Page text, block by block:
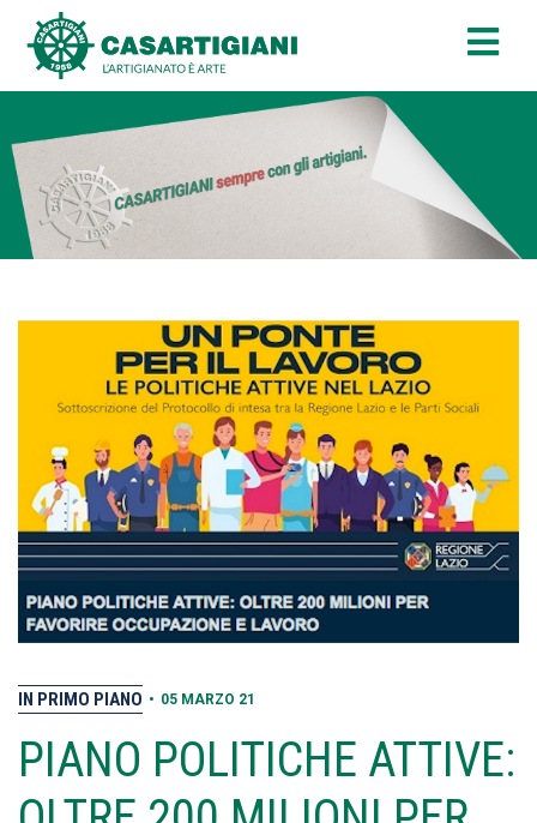
IN PRIMO PIANO • 05 MARZO 21
PIANO POLITICHE ATTIVE: